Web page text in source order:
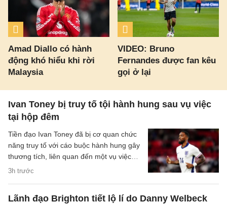
Amad Diallo có hành
động khó hiểu khi rời
Malaysia
VIDEO: Bruno
Fernandes được fan kêu
gọi ở lại
Ivan Toney bị truy tố tội hành hung sau vụ việc
tại hộp đêm
3h trước
Tiền đạo Ivan Toney đã bị cơ quan chức
năng truy tố với cáo buộc hành hung gây
thương tích, liên quan đến một vụ việc
xảy ra tại hộp đêm vào tháng 12/2025.
Lãnh đạo Brighton tiết lộ lí do Danny Welbeck